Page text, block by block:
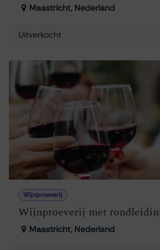
Maastricht, Nederland
Uitverkocht
Wijnproeverij
Wijnproeverij met
Maastricht, Nederland